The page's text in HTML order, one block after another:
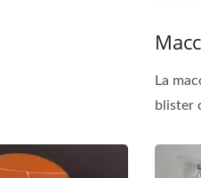
La
blister